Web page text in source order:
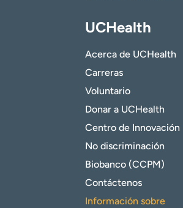
UCHealth
Acerca de UCHealth
Carreras
Voluntario
Donar a UCHealth
Centro de Innovación
No discriminación
Biobanco (CCPM)
Contáctenos
Información sobre